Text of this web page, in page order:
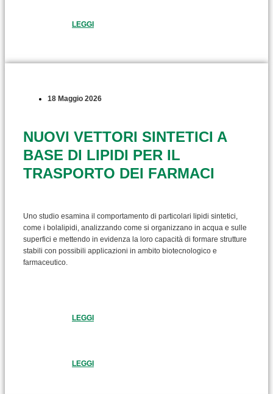
LEGGI
18 Maggio 2026
NUOVI VETTORI SINTETICI A
BASE DI LIPIDI PER IL
TRASPORTO DEI FARMACI
Uno studio esamina il comportamento di particolari lipidi sintetici,
come i bolalipidi, analizzando come si organizzano in acqua e sulle
superfici e mettendo in evidenza la loro capacità di formare strutture
stabili con possibili applicazioni in ambito biotecnologico e
farmaceutico.
LEGGI
LEGGI